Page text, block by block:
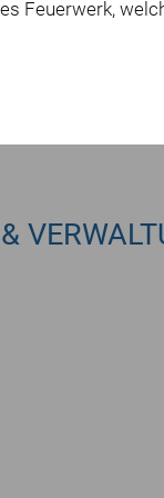
Feuerwerk,